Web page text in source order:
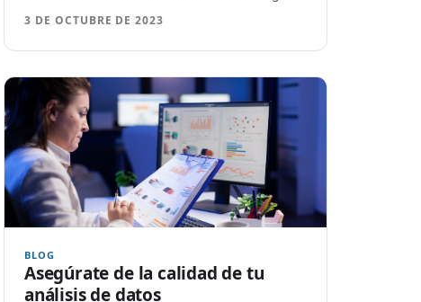
esencial.
3 DE OCTUBRE DE 2023
BLOG
Asegúrate de la calidad de tu
análisis de datos